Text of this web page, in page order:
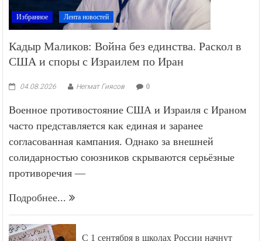
Избранное Лента новостей
Кадыр Маликов: Война без единства. Раскол в
США и споры с Израилем по Иран
04.08.2026 Негмат Гиясов 0
Военное противостояние США и Израиля с Ираном
часто представляется как единая и заранее
согласованная кампания. Однако за внешней
солидарностью союзников скрываются серьёзные
противоречия —
Подробнее...
С 1 сентября в школах России начнут